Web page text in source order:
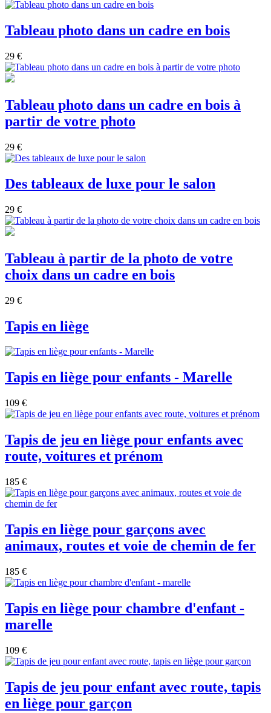
Tableau photo dans un cadre en bois
29 €
Tableau photo dans un cadre en bois à
partir de votre photo
29 €
Des tableaux de luxe pour le salon
29 €
Tableau à partir de la photo de votre
choix dans un cadre en bois
29 €
Tapis en liège
Tapis en liège pour enfants - Marelle
109 €
Tapis de jeu en liège pour enfants avec
route, voitures et prénom
185 €
Tapis en liège pour garçons avec
animaux, routes et voie de chemin de fer
185 €
Tapis en liège pour chambre d'enfant -
marelle
109 €
Tapis de jeu pour enfant avec route, tapis
en liège pour garçon